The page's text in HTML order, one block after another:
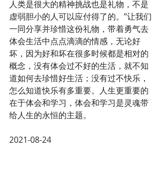
人类是很大的精神挑战也是礼物，不是
虚弱胆小的人可以应付得了的。”让我们
一同分享并珍惜这份礼物，带着勇气去
体会生活中点点滴滴的情感，无论好
坏，因为好和坏在很多时候都是相对的
概念，没有体会过不好的生活，就不知
道如何去珍惜好生活；没有过不快乐，
怎么知道快乐有多重要。人生更重要的
在于体会和学习，体会和学习是灵魂带
给人生的永恒的主题。
2021-08-24